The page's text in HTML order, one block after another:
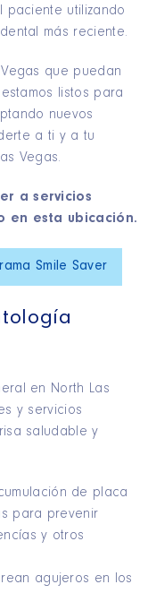
paciente utilizando
más reciente.
que puedan
listos para
nuevos
a ti y a tu
Vegas.
a servicios
en esta ubicación.
Smile Saver
en North Las
y servicios
saludable y
de placa
para prevenir
y otros
agujeros en los